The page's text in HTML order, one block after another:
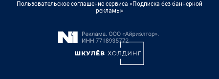
Пользовательское соглашение сервиса «Подписка без баннерной
рекламы»